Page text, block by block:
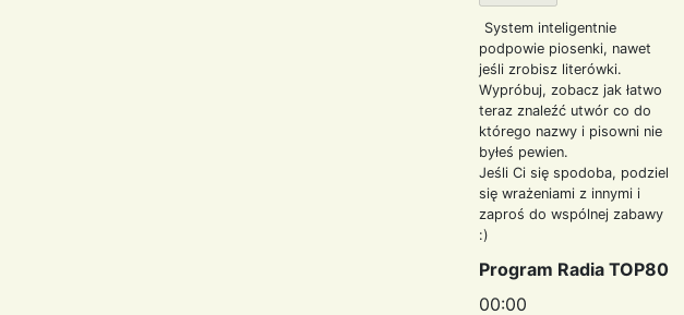
System inteligentnie
podpowie piosenki, nawet
jeśli zrobisz literówki.
Wypróbuj, zobacz jak łatwo
teraz znaleźć utwór co do
którego nazwy i pisowni nie
byłeś pewien.
Jeśli Ci się spodoba, podziel
się wrażeniami z innymi i
zaproś do wspólnej zabawy
:)
Program Radia TOP80
00:00